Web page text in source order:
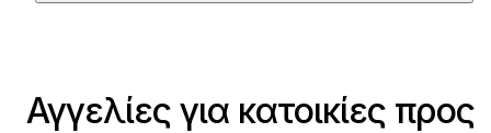
Αγγελίες για κατοικίες προς